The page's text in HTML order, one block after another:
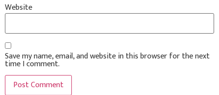
Website
Save my name, email, and website in this browser for the next
time I comment.